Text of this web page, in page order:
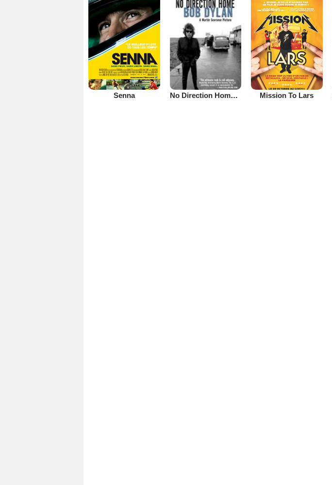
Senna No Direction Home: Bob Dylan Mission To Lars